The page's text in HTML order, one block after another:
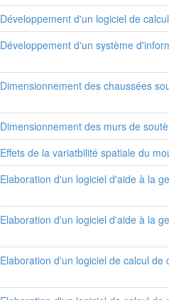
Développement d'un logiciel de
Développement d'un système
Dimensionnement des chaussées
Dimensionnement des murs de
Effets de la variatbilité spatiale du
Elaboration d'un logiciel d'aide à la
Elaboration d'un logiciel d'aide à la
Elaboration d'un logiciel de calcul de